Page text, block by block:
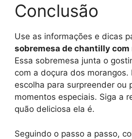
Conclusão
Use as informações e dicas
sobremesa de chantilly com
Essa sobremesa junta o
com a doçura dos morangos.
escolha para surpreender ou
momentos especiais. Siga a
quão deliciosa ela é.
Seguindo o passo a passo,